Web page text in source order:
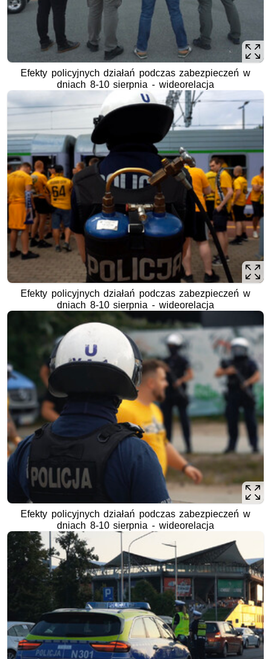
Efekty policyjnych działań podczas zabezpieczeń w
dniach 8-10 sierpnia - wideorelacja
Efekty policyjnych działań podczas zabezpieczeń w
dniach 8-10 sierpnia - wideorelacja
Efekty policyjnych działań podczas zabezpieczeń w
dniach 8-10 sierpnia - wideorelacja